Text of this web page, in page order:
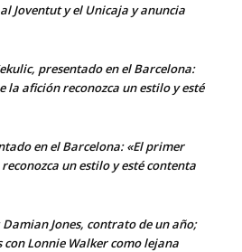
Joventut y el Unicaja y anuncia
presentado en el Barcelona:
la afición reconozca un estilo y esté
en el Barcelona: «El primer
un estilo y esté contenta
Jones, contrato de un año;
Lonnie Walker como lejana